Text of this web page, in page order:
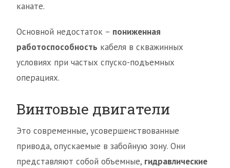
канате.
Основной недостаток – пониженная
работоспособность кабеля в скважинных
условиях при частых спуско-подъемных
операциях.
Винтовые двигатели
Это современные, усовершенствованные
привода, опускаемые в забойную зону. Они
представляют собой объемные, гидравлические